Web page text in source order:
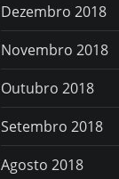
Dezembro 2018
Novembro 2018
Outubro 2018
Setembro 2018
Agosto 2018